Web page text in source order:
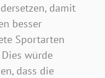
damit
besser
Sportarten
würde
dass die